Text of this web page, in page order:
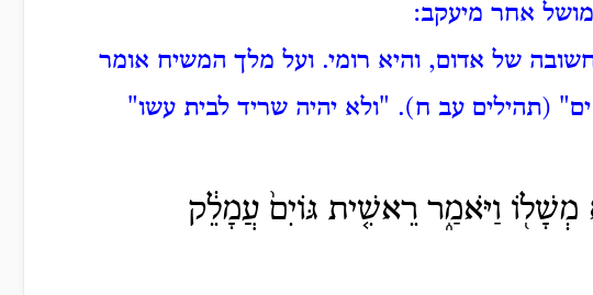
מושל אחר מיעקב:
של אדום, והיא רומי. ועל מלך המשיח אומר
(תהילים עב ח). "ולא יהיה שריד לבית עשו"
וַיֹּאמַ֑ר רֵאשִׁ֤ית גּוֹיִם֙ עֲמָלֵ֔ק